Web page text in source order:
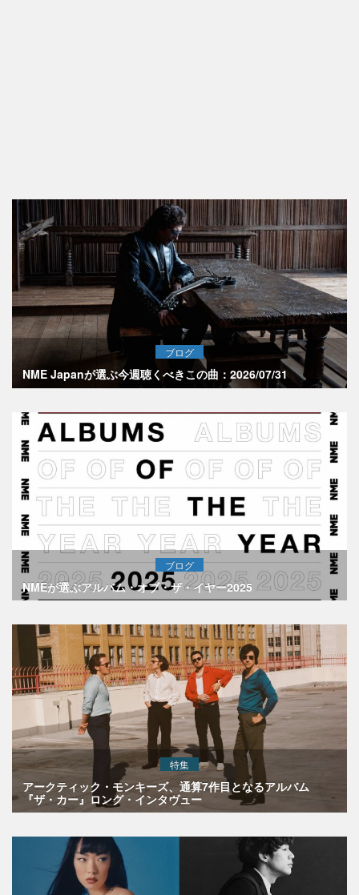
ブログ
NME Japanが選ぶ今週聴くべきこの曲：2026/07/31
ブログ
NMEが選ぶアルバム・オブ・ザ・イヤー2025
特集
アークティック・モンキーズ、通算7作目となるアルバム
『ザ・カー』ロング・インタヴュー